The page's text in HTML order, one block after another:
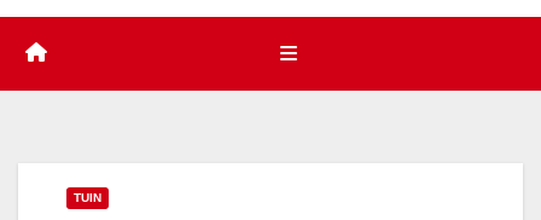
TUIN